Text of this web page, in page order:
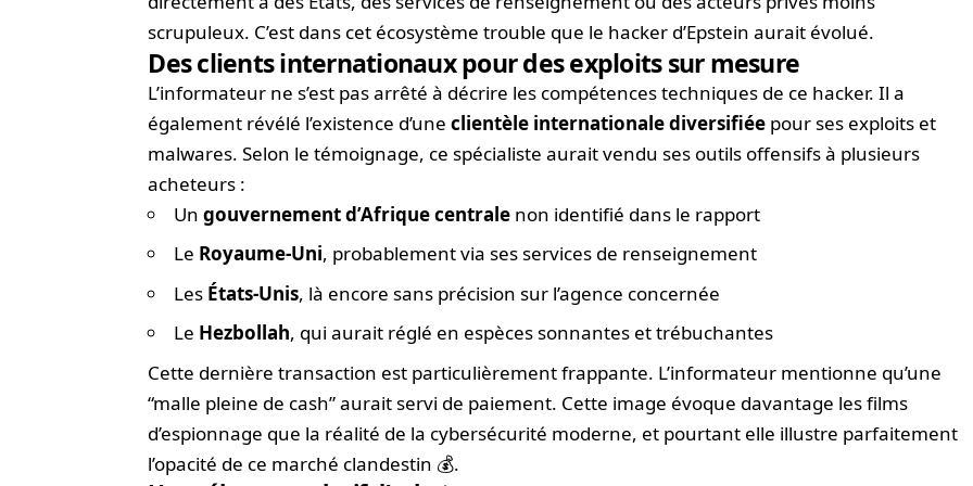
scrupuleux. C’est dans cet écosystème trouble que le hacker d’Epstein aurait évolué.
Des clients internationaux pour des exploits sur mesure
L’informateur ne s’est pas arrêté à décrire les compétences techniques de ce hacker. Il a
également révélé l’existence d’uneclientèle internationale diversifiée pour ses exploits et
malwares. Selon le témoignage, ce spécialiste aurait vendu ses outils offensifs à plusieurs
acheteurs :
Ungouvernement d’Afrique centrale non identifié dans le rapport
Le Royaume-Uni, probablement via ses services de renseignement
Les États-Unis, là encore sans précision sur l’agence concernée
Le Hezbollah, qui aurait réglé en espèces sonnantes et trébuchantes
Cette dernière transaction est particulièrement frappante. L’informateur mentionne qu’une
“malle pleine de cash” aurait servi de paiement. Cette image évoque davantage les films
d’espionnage que la réalité de la cybersécurité moderne, et pourtant elle illustre parfaitement
l’opacité de ce marché clandestin 💰.